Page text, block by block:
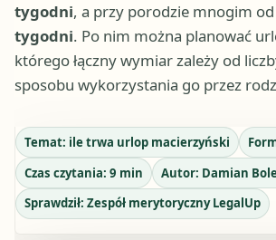
tygodni, a przy porodzie mnogim od
tygodni. Po nim można planować
którego łączny wymiar zależy od
sposobu wykorzystania go przez
Temat: ile trwa urlop macierzyński
Czas czytania: 9 min Autor: Damian
Sprawdził: Zespół merytoryczny LegalUp